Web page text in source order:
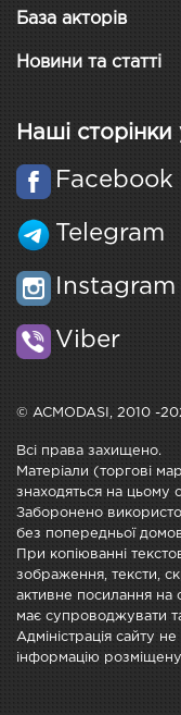
База акторів
Новини та статті
Наші
Facebook
Telegram
Instagram
Viber
© ACMODASI, 2010 -
Всі права захищено.
Матеріали (торгові
знаходяться на цьому
Заборонено
без попередньої
При копіюванні
зображення, тексти,
активне посилання на
має супроводжувати
Адміністрація сайту
інформацію